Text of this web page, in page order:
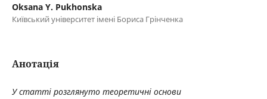
Oksana Y. Pukhonska
Київський університет імені Бориса Грінченка
Анотація
У статті розглянуто теоретичні основи